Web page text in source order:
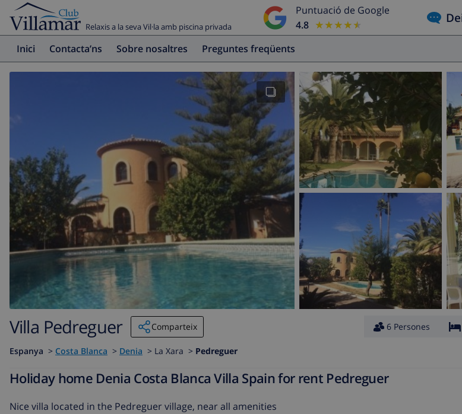
Relaxis a la seva Vil·la amb piscina privada
Puntuació de Google
4.8
★★★★★
★★★★★
Inici Contacta’ns Sobre nosaltres Preguntes freqüents
Villa Pedreguer Comparteix 6 Persones
Espanya > Costa Blanca > Denia > La Xara > Pedreguer
Holiday home Denia Costa Blanca Villa Spain for rent Pedreguer
Nice villa located in the Pedreguer village, near all amenities